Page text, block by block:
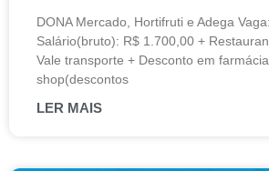
DONA Mercado, Hortifruti e Adega
Salário(bruto): R$ 1.700,00 +
Vale transporte + Desconto em
shop(descontos
LER MAIS